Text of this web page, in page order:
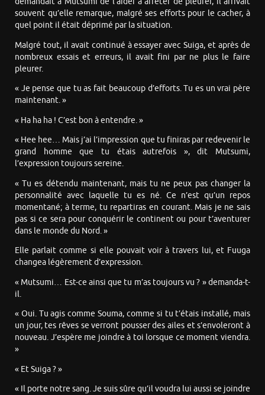
souvent qu’elle remarque, malgré ses efforts pour le cacher, à
quel point il était déprimé par la situation.
Malgré tout, il avait continué à essayer avec Suiga, et après de
nombreux essais et erreurs, il avait fini par ne plus le faire
pleurer.
« Je pense que tu as fait beaucoup d’efforts. Tu es un vrai père
maintenant. »
« Ha ha ha ! C’est bon à entendre. »
« Hee hee… Mais j’ai l’impression que tu finiras par redevenir le
grand homme que tu étais autrefois », dit Mutsumi,
l’expression toujours sereine.
« Tu es détendu maintenant, mais tu ne peux pas changer la
personnalité avec laquelle tu es né. Ce n’est qu’un repos
momentané; à terme, tu repartiras en courant. Mais je ne sais
pas si ce sera pour conquérir le continent ou pour t’aventurer
dans le monde du Nord. »
Elle parlait comme si elle pouvait voir à travers lui, et Fuuga
changea légèrement d’expression.
« Mutsumi… Est-ce ainsi que tu m’as toujours vu ? » demanda-t-
il.
« Oui. Tu agis comme Souma, comme si tu t’étais installé, mais
un jour, tes rêves se verront pousser des ailes et s’envoleront à
nouveau. J’espère me joindre à toi lorsque ce moment viendra.
»
« Et Suiga ? »
« Il porte notre sang. Je suis sûre qu’il voudra lui aussi se joindre